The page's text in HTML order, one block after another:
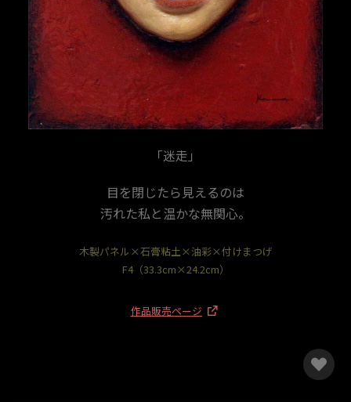
「迷走」
目を閉じたら見えるのは
汚れた私と温かな無関心。
木製パネル×石膏粘土×油彩×付けまつげ
F4（33.3cm×24.2cm）
作品販売ページ